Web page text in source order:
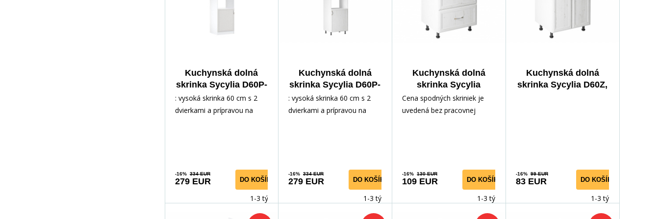
Kuchynská dolná
skrinka Sycylia D60P-
L, biela
: vysoká skrinka 60 cm s 2
dvierkami a prípravou na
-16% 334 EUR
279 EUR DO KOŠÍKA
1-3 týdny
Kuchynská dolná
skrinka Sycylia D60P-
P, biela
: vysoká skrinka 60 cm s 2
dvierkami a prípravou na
-16% 334 EUR
279 EUR DO KOŠÍKA
1-3 týdny
Kuchynská dolná
skrinka Sycylia
D60S3, biela
Cena spodných skriniek je
uvedená bez pracovnej
CZK.Je možné zakúpiť
pracovnú dosku - pozri
-16% 130 EUR
109 EUR DO KOŠÍKA
1-3 týdny
Kuchynská dolná
skrinka Sycylia D60Z,
-16% 99 EUR
83 EUR DO KOŠÍKA
1-3 týdny